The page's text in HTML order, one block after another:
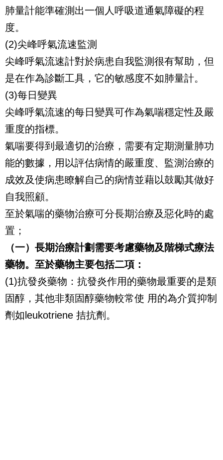
肺量計能準確測出一個人呼吸道通氣障礙的程
度。
(2)尖峰呼氣流速監測
尖峰呼氣流速計對於病患自我監測很有幫助，但
是在作為診斷工具，它的敏感度不如肺量計。
(3)每日變異
尖峰呼氣流速的每日變異可作為氣喘穩定性及嚴
重度的指標。
氣喘要得到最適切的治療，需要有定期測量肺功
能的數據，用以評估病情的嚴重度、監測治療的
成效及使病患瞭解自己的病情並藉以鼓勵其做好
自我照顧。
至於氣喘的藥物治療可分長期治療及惡化時的處
置；
（一）長期治療計劃需要考慮藥物及階梯式療法
藥物。至於藥物主要包括二項：
(1)抗發炎藥物：抗發炎作用的藥物最重要的是類
固醇，其他非類固醇藥物較常使 用的為介質抑制
劑如leukotriene 拮抗劑。